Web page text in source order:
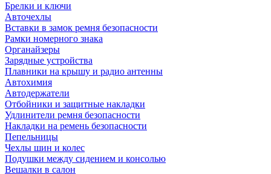
Брелки и ключи
Авточехлы
Вставки в замок ремня безопасности
Рамки номерного знака
Органайзеры
Зарядные устройства
Плавники на крышу и радио антенны
Автохимия
Автодержатели
Отбойники и защитные накладки
Удлинители ремня безопасности
Накладки на ремень безопасности
Пепельницы
Чехлы шин и колес
Подушки между сидением и консолью
Вешалки в салон